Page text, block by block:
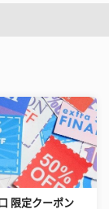
限定クーポン